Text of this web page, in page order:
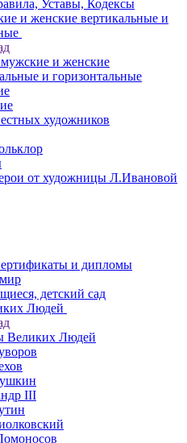
Уставы, Кодексы
и женские вертикальные и
и женские
и горизонтальные
художников
от художницы Л.Ивановой
и дипломы
детский сад
Людей
Великих Людей
III